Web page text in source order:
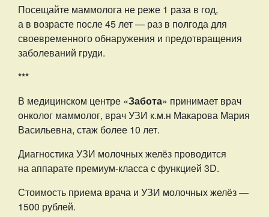
Посещайте маммолога не реже 1 раза в год,
а в возрасте после 45 лет — раз в полгода для
своевременного обнаружения и предотвращения
заболеваний груди.
***
В медицинском центре «Забота» принимает врач
онколог маммолог, врач УЗИ к.м.н Макарова Мария
Васильевна, стаж более 10 лет.
Диагностика УЗИ молочных желёз проводится
на аппарате премиум-класса с функцией 3D.
Стоимость приема врача и УЗИ молочных желёз —
1500 рублей.